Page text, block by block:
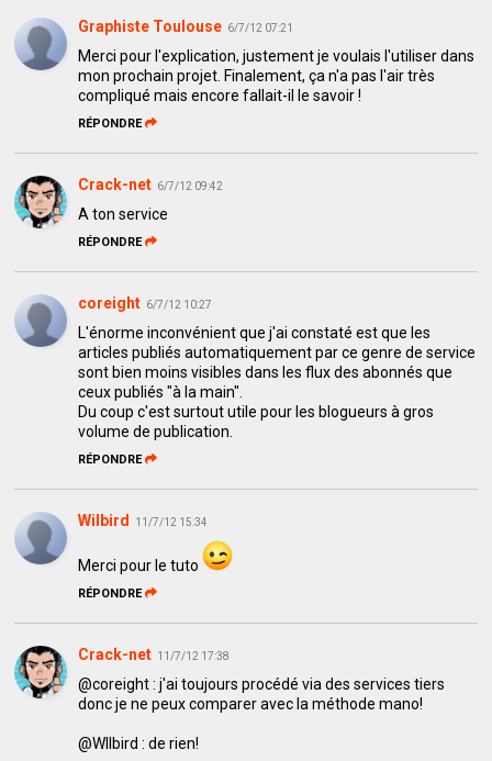
Graphiste Toulouse 6/7/12 07:21
Merci pour l'explication, justement je voulais l'utiliser dans
mon prochain projet. Finalement, ça n'a pas l'air très
compliqué mais encore fallait-il le savoir !
RÉPONDRE
Crack-net 6/7/12 09:42
A ton service
RÉPONDRE
coreight 6/7/12 10:27
L'énorme inconvénient que j'ai constaté est que les
articles publiés automatiquement par ce genre de service
sont bien moins visibles dans les flux des abonnés que
ceux publiés "à la main".
Du coup c'est surtout utile pour les blogueurs à gros
volume de publication.
RÉPONDRE
Wilbird 11/7/12 15:34
Merci pour le tuto
RÉPONDRE
Crack-net 11/7/12 17:38
@coreight : j'ai toujours procédé via des services tiers
donc je ne peux comparer avec la méthode mano!
@WIlbird : de rien!